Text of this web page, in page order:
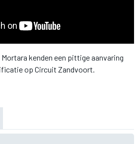
kenden een pittige aanvaring
op Circuit Zandvoort.